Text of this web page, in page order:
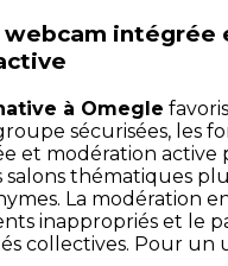
webcam intégrée
à Omegle
sécurisées, les
et modération
salons thématiques
La modération
inappropriés et le
collectives. Pour un